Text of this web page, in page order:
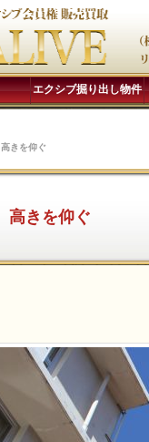
エクシブ掘り出し物件
高きを仰ぐ
高きを仰ぐ